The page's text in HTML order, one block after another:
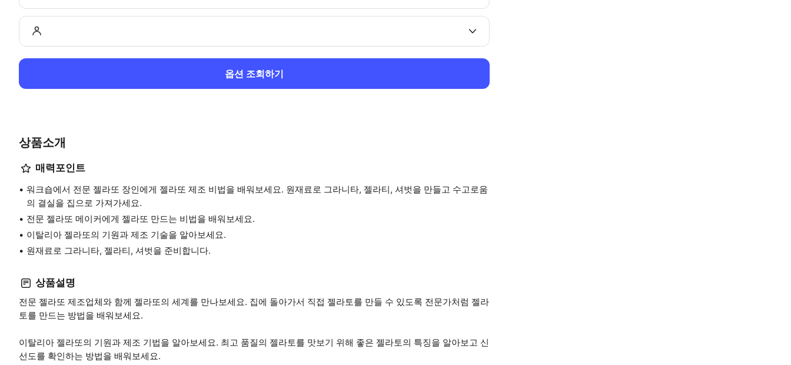
옵션 조회하기
상품소개
매력포인트
워크숍에서 전문 젤라또 장인에게 젤라또 제조 비법을 배워보세요. 원재료로 그라니타, 젤라티, 셔벗을 만들고 수고로움
의 결실을 집으로 가져가세요.
전문 젤라또 메이커에게 젤라또 만드는 비법을 배워보세요.
이탈리아 젤라또의 기원과 제조 기술을 알아보세요.
원재료로 그라니타, 젤라티, 셔벗을 준비합니다.
상품설명
전문 젤라또 제조업체와 함께 젤라또의 세계를 만나보세요. 집에 돌아가서 직접 젤라토를 만들 수 있도록 전문가처럼 젤라
토를 만드는 방법을 배워보세요.
이탈리아 젤라또의 기원과 제조 기법을 알아보세요. 최고 품질의 젤라토를 맛보기 위해 좋은 젤라토의 특징을 알아보고 신
선도를 확인하는 방법을 배워보세요.